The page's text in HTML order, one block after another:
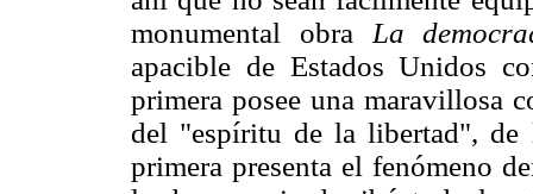
monumental obra La
apacible de Estados Unidos
primera posee una maravillosa
del "espíritu de la libertad", de
primera presenta el fenómeno